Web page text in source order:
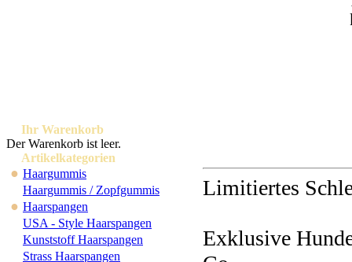
Ihr Warenkorb
Der Warenkorb ist leer.
Artikelkategorien
● Haargummis
Haargummis / Zopfgummis
● Haarspangen
USA - Style Haarspangen
Kunststoff Haarspangen
Strass Haarspangen
Limitiertes
Exklusive